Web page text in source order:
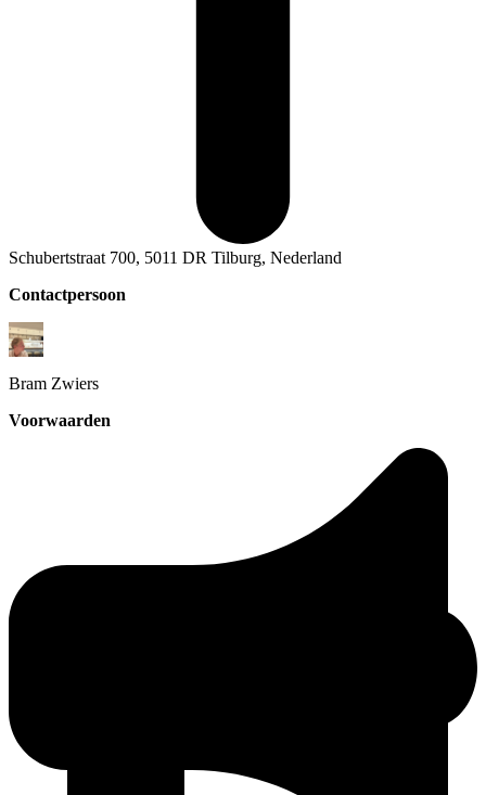
Schubertstraat 700, 5011 DR Tilburg, Nederland
Contactpersoon
Bram Zwiers
Voorwaarden